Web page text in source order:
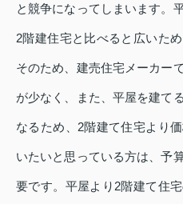
と競争になってしまいます。
2階建住宅と比べると広いた
そのため、建売住宅メーカー
が少なく、また、平屋を建て
なるため、2階建て住宅より
いたいと思っている方は、予
要です。平屋より2階建て住